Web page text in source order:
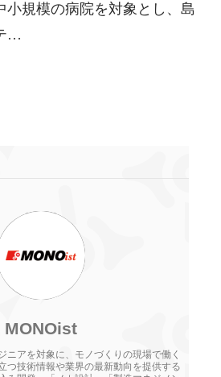
小規模の病院を対象とし、島
…
MONOist
ニアを対象に、モノづくりの現場で働く
つ技術情報や業界の最新動向を提供する